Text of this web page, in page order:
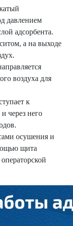
давлением
адсорбента.
а на выходе
воздуха для
к
через него
осушения и
щита